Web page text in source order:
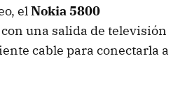
elNokia 5800
una salida de televisión
cable para conectarla a